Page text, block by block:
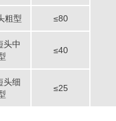
粗型 ≤80
头中
≤40
头细
≤25